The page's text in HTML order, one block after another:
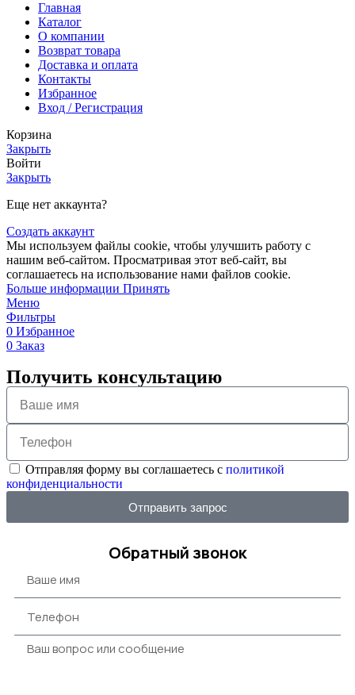
Главная
Каталог
О компании
Возврат товара
Доставка и оплата
Контакты
Избранное
Вход / Регистрация
Корзина
Закрыть
Войти
Закрыть
Еще нет аккаунта?
Создать аккаунт
Мы используем файлы cookie, чтобы улучшить работу с
нашим веб-сайтом. Просматривая этот веб-сайт, вы
соглашаетесь на использование нами файлов cookie.
Больше информации Принять
Меню
Фильтры
0 Избранное
0 Заказ
Получить консультацию
Отправляя форму вы соглашаетесь с политикой
конфиденциальности
Отправить запрос
Обратный звонок